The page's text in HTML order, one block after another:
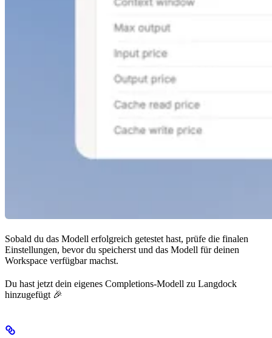
Sobald du das Modell erfolgreich getestet hast, prüfe die finalen
Einstellungen, bevor du speicherst und das Modell für deinen
Workspace verfügbar machst.
Du hast jetzt dein eigenes Completions-Modell zu Langdock
hinzugefügt 🎉